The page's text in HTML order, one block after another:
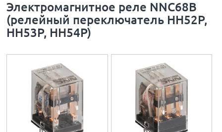
Электромагнитное реле NNC68B
(релейный переключатель HH52P,
HH53P, HH54P)